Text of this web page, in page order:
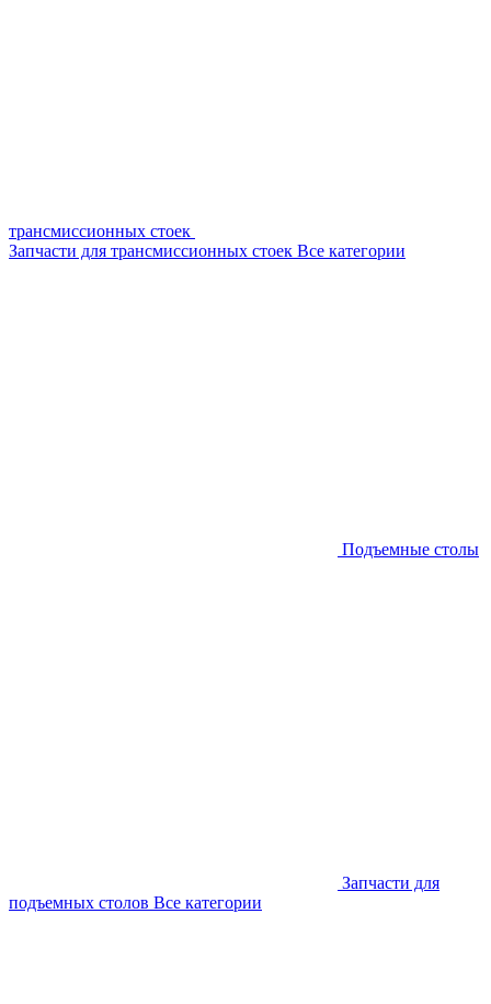
трансмиссионных стоек
Запчасти для трансмиссионных стоек Все категории
Подъемные столы
Запчасти для
подъемных столов Все категории